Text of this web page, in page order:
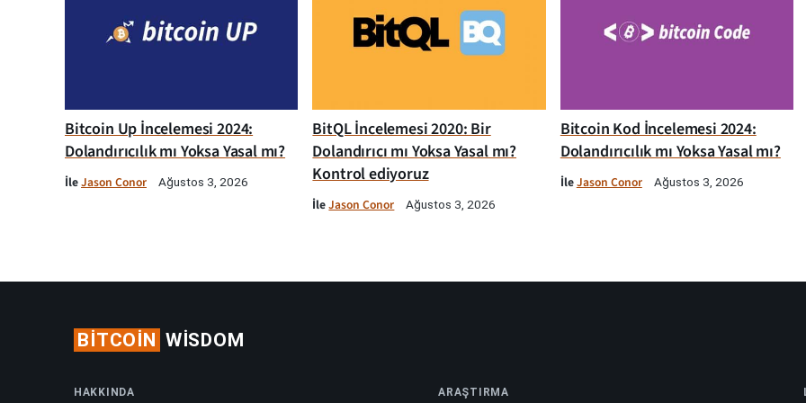
Bitcoin Up İncelemesi 2024:
Dolandırıcılık mı Yoksa Yasal mı?
İleJason Conor Ağustos 3, 2026
BitQL İncelemesi 2020: Bir
Dolandırıcı mı Yoksa Yasal mı?
Kontrol ediyoruz
İleJason Conor Ağustos 3, 2026
Bitcoin Kod İncelemesi 2024:
Dolandırıcılık mı Yoksa Yasal mı?
İleJason Conor Ağustos 3, 2026
BITCOIN WISDOM
HAKKINDA ARAŞTIRMA